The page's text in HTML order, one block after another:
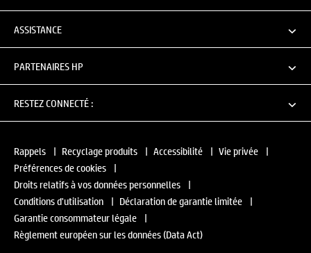
ASSISTANCE
PARTENAIRES HP
RESTEZ CONNECTÉ :
Rappels | Recyclage produits | Accessibilité | Vie privée |
Préférences de cookies |
Droits relatifs à vos données personnelles |
Conditions d'utilisation | Déclaration de garantie limitée |
Garantie consommateur légale |
Règlement européen sur les données (Data Act)